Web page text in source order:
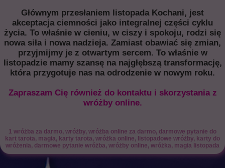
Głównym przesłaniem listopada Kochani, jest
akceptacja ciemności jako integralnej części cyklu
życia. To właśnie w cieniu, w ciszy i spokoju, rodzi się
nowa siła i nowa nadzieja. Zamiast obawiać się zmian,
przyjmijmy je z otwartym sercem. To właśnie w
listopadzie mamy szansę na najgłębszą transformację,
która przygotuje nas na odrodzenie w nowym roku.
Zapraszam Cię również do kontaktu i skorzystania z
wróżby online.
1 wróżba za darmo, wróżby, wróżba online za darmo, darmowe pytanie do
kart tarota, magia, karty tarota, wróżka online, listopadowe wróżby, karty do
wróżenia, darmowe pytanie wróżba, wróżby online, wróżka, magia listopada